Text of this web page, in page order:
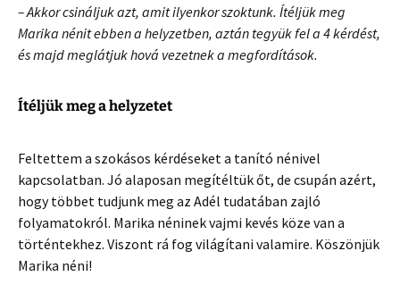
– Akkor csináljuk azt, amit ilyenkor szoktunk. Ítéljük meg
Marika nénit ebben a helyzetben, aztán tegyük fel a 4 kérdést,
és majd meglátjuk hová vezetnek a megfordítások.
Ítéljük meg a helyzetet
Feltettem a szokásos kérdéseket a tanító nénivel
kapcsolatban. Jó alaposan megítéltük őt, de csupán azért,
hogy többet tudjunk meg az Adél tudatában zajló
folyamatokról. Marika néninek vajmi kevés köze van a
történtekhez. Viszont rá fog világítani valamire. Köszönjük
Marika néni!